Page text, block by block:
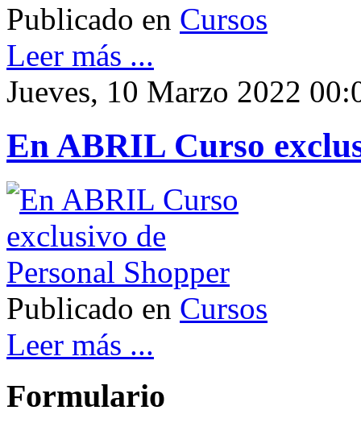
Publicado en Cursos
Leer más ...
Jueves, 10 Marzo 2022
En ABRIL Curso
Publicado en Cursos
Leer más ...
Formulario